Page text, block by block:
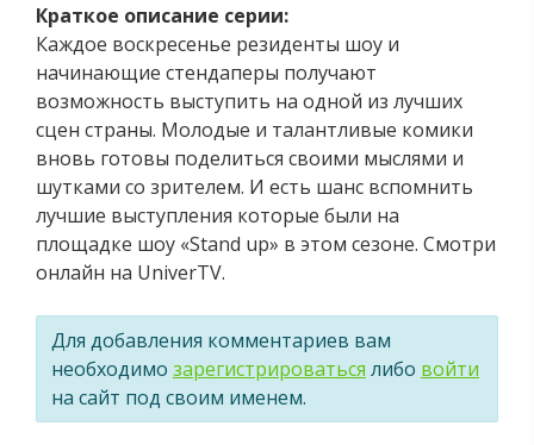
Краткое описание серии:
Каждое воскресенье резиденты шоу и
начинающие стендаперы получают
возможность выступить на одной из лучших
сцен страны. Молодые и талантливые комики
вновь готовы поделиться своими мыслями и
шутками со зрителем. И есть шанс вспомнить
лучшие выступления которые были на
площадке шоу «Stand up» в этом сезоне. Смотри
онлайн на UniverTV.
Для добавления комментариев вам
необходимо зарегистрироваться либо войти
на сайт под своим именем.